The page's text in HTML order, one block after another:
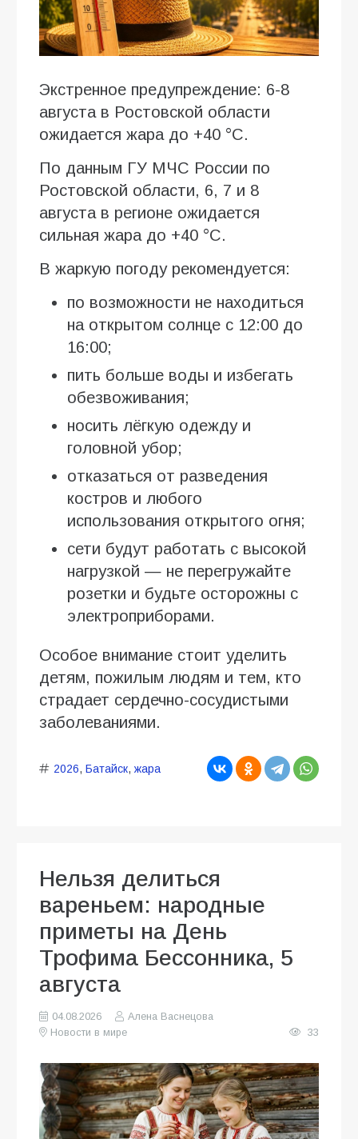
Экстренное предупреждение: 6-8
августа в Ростовской области
ожидается жара до +40 °C.
По данным ГУ МЧС России по
Ростовской области, 6, 7 и 8
августа в регионе ожидается
сильная жара до +40 °C.
В жаркую погоду рекомендуется:
по возможности не находиться
на открытом солнце с 12:00 до
16:00;
пить больше воды и избегать
обезвоживания;
носить лёгкую одежду и
головной убор;
отказаться от разведения
костров и любого
использования открытого огня;
сети будут работать с высокой
нагрузкой — не перегружайте
розетки и будьте осторожны с
электроприборами.
Особое внимание стоит уделить
детям, пожилым людям и тем, кто
страдает сердечно-сосудистыми
заболеваниями.
2026, Батайск, жара
Нельзя делиться
вареньем: народные
приметы на День
Трофима Бессонника, 5
августа
04.08.2026
Алена Васнецова
Новости в мире
33